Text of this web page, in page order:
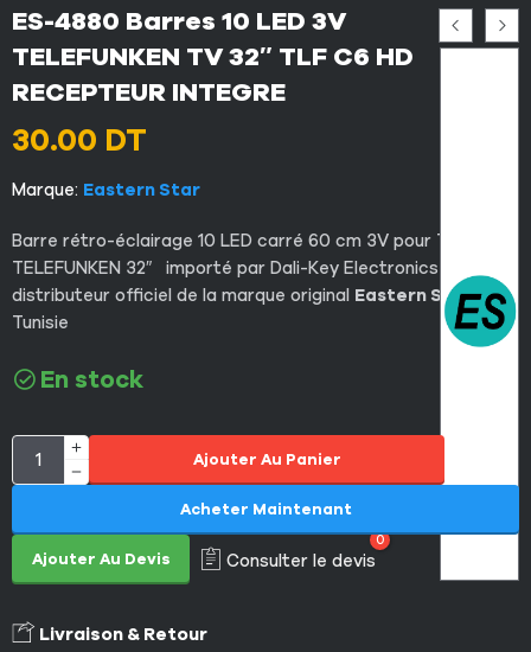
ES-4880 Barres 10 LED 3V
TELEFUNKEN TV 32″ TLF C6 HD
RECEPTEUR INTEGRE
30.00 DT
Marque: Eastern Star
Barre rétro-éclairage 10 LED carré 60 cm 3V pour TV
TELEFUNKEN 32″ importé par Dali-Key Electronics le
distributeur officiel de la marque original Eastern Staren
Tunisie
En stock
Ajouter Au Panier
Ajouter Au Devis Consulter le devis
0
Acheter Maintenant
Livraison & Retour